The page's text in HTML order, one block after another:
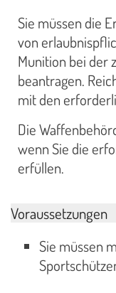
Sie müssen die
von
Munition bei der
beantragen.
mit den
Die
wenn Sie die
erfüllen.
Voraussetzungen
Sie müssen